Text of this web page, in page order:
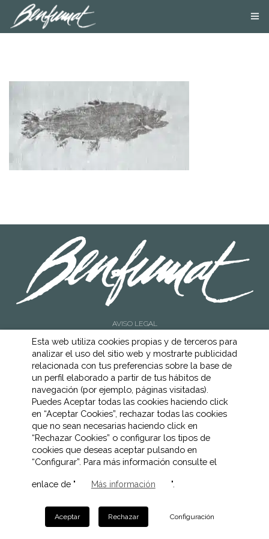
TIENDA ONLINE
AVISO LEGAL
POLÍTICA DE PRIVACIDAD
CANAL ÉTICO
Esta web utiliza cookies propias y de terceros para
analizar el uso del sitio web y mostrarte publicidad
relacionada con tus preferencias sobre la base de
un perfil elaborado a partir de tus hábitos de
navegación (por ejemplo, páginas visitadas).
Puedes Aceptar todas las cookies haciendo click
en “Aceptar Cookies”, rechazar todas las cookies
que no sean necesarias haciendo click en
“Rechazar Cookies” o configurar los tipos de
cookies que deseas aceptar pulsando en
“Configurar”. Para más información consulte el
enlace de " Más información ".
Aceptar Rechazar Configuración